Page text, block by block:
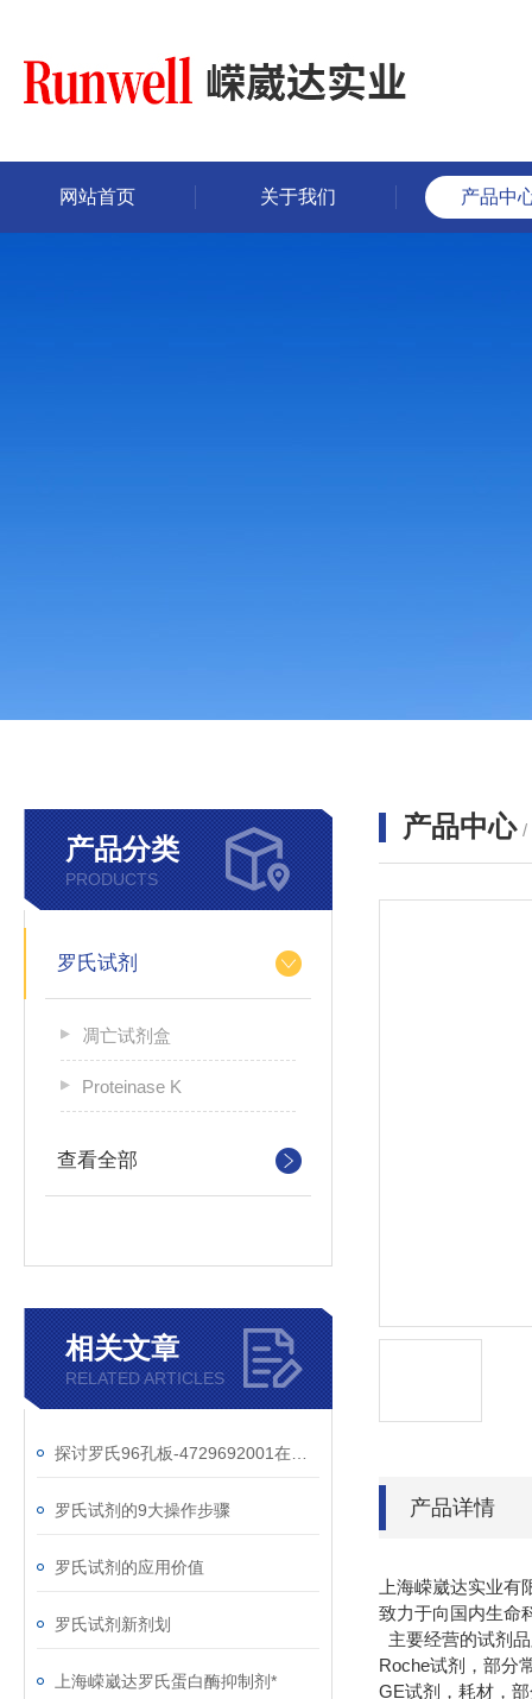
网站首页 关于我们 产品中
产品分类
PRODUCTS
罗氏试剂
凋亡试剂盒
Proteinase K
查看全部
相关文章
RELATED ARTICLES
罗氏试剂的9大操作步骤
罗氏试剂的应用价值
罗氏试剂新剂划
上海嵘崴达罗氏蛋白酶抑制剂*
产品中心 /
产品详情
上海嵘崴达实业
致力于向国内生命
主要经营的试剂
Roche试剂，部分
GE试剂，耗材，